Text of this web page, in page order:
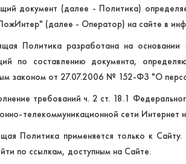
документ (далее - Политика)
(далее - Оператор) на сайте в
Политика разработана на
по составлению документа,
законом от 27.07.2006 № 152-ФЗ "О
требований ч. 2 ст. 18.1
телекоммуникационной сети Интернет
Политика применяется только к
по ссылкам, доступным на Сайте.